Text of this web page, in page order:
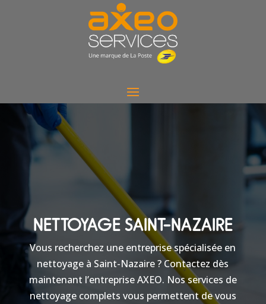
NETTOYAGE SAINT-NAZAIRE
Vous recherchez une entreprise spécialisée en
nettoyage à Saint-Nazaire ? Contactez dès
maintenant l’entreprise AXEO. Nos services de
nettoyage complets vous permettent de vous